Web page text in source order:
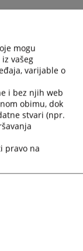
mogu
vašeg
varijable o
i bez njih web
obimu, dok
stvari (npr.
pravo na